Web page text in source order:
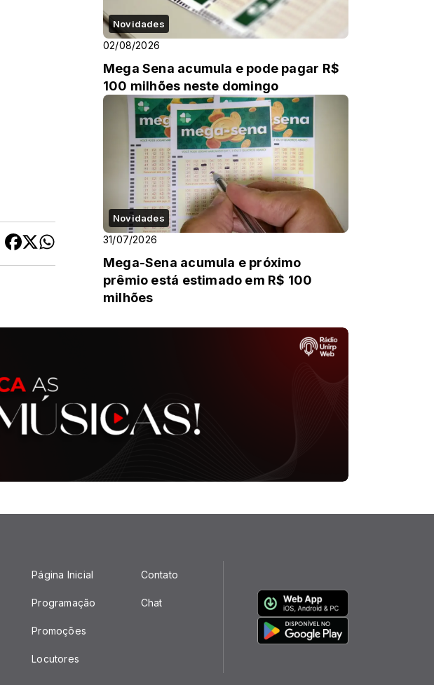
Novidades
02/08/2026
Mega Sena acumula e pode pagar R$
100 milhões neste domingo
Novidades
31/07/2026
Mega-Sena acumula e próximo
prêmio está estimado em R$ 100
milhões
Página Inicial
Programação
Promoções
Locutores
Contato
Chat